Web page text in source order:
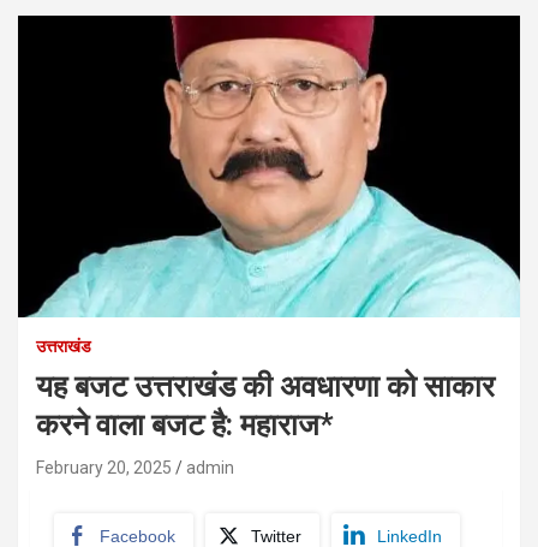
उत्तराखंड
यह बजट उत्तराखंड की अवधारणा को साकार
करने वाला बजट है: महाराज*
February 20, 2025 admin
Facebook Twitter LinkedIn